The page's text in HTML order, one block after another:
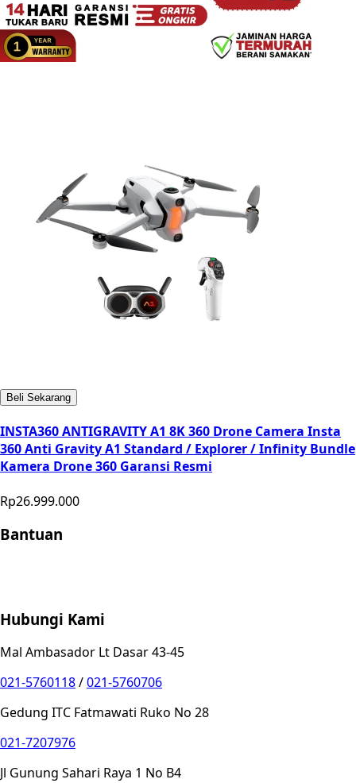
Beli Sekarang
INSTA360 ANTIGRAVITY A1 8K 360 Drone Camera Insta
360 Anti Gravity A1 Standard / Explorer / Infinity Bundle
Kamera Drone 360 Garansi Resmi
Rp26.999.000
Bantuan
Hubungi Kami
Mal Ambasador Lt Dasar 43-45
021-5760118/021-5760706
Gedung ITC Fatmawati Ruko No 28
021-7207976
Jl Gunung Sahari Raya 1 No B4